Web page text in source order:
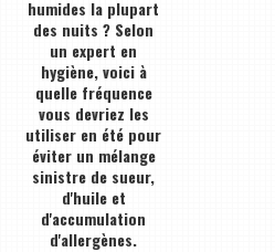
humides la plupart
des nuits ? Selon
un expert en
hygiène, voici à
quelle fréquence
vous devriez les
utiliser en été pour
éviter un mélange
sinistre de sueur,
d'huile et
d'accumulation
d'allergènes.